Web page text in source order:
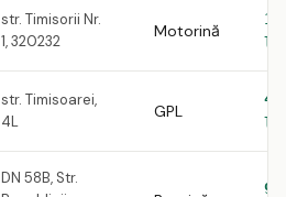
str. Timisorii Nr.
1, 320232
Motorină
str. Timisoarei,
4L
GPL
DN 58B, Str.